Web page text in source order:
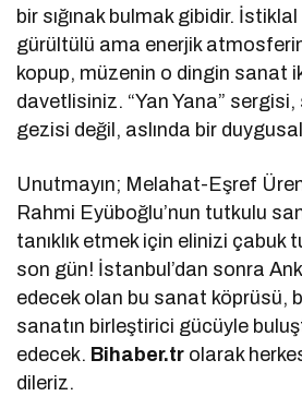
bir sığınak bulmak gibidir.
gürültülü ama enerjik
kopup, müzenin o dingin sanat
davetlisiniz. “Yan Yana”
gezisi değil, aslında bir
Unutmayın; Melahat-Eşref
Rahmi Eyüboğlu’nun tutkulu
tanıklık etmek için elinizi çabuk
son gün! İstanbul’dan sonra
edecek olan bu sanat köprüsü,
sanatın birleştirici gücüyle
edecek. Bihaber.tr olarak
dileriz.